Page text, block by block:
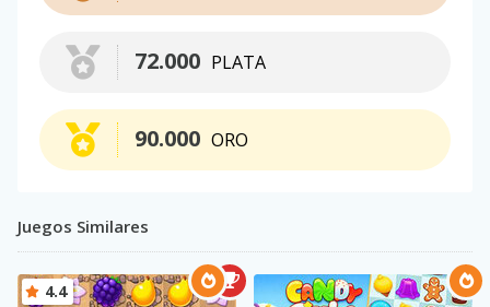
PLATA
72.000
ORO
90.000
Juegos Similares
4.4